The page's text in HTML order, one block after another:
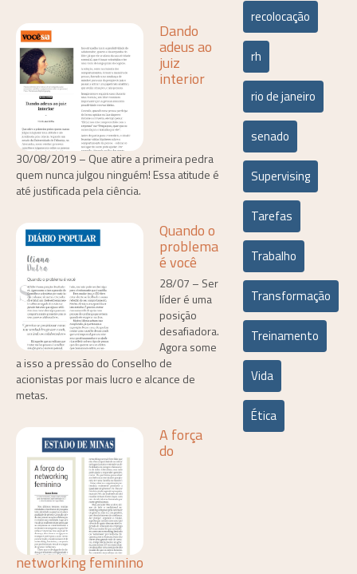
Dando
adeus ao
juiz
interior
30/08/2019 – Que atire a primeira pedra
quem nunca julgou ninguém! Essa atitude é
até justificada pela ciência.
Quando o
problema
é você
28/07 – Ser
líder é uma
posição
desafiadora.
Agora some
a isso a pressão do Conselho de
acionistas por mais lucro e alcance de
metas.
A força
do
networking feminino
recolocação
rh
rio de janeiro
senado
Supervising
Tarefas
Trabalho
Transformação
Treinamento
Vida
Ética